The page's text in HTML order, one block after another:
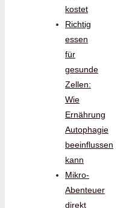
kostet
Richtig
essen
für
gesunde
Zellen:
Wie
Ernährung
Autophagie
beeinflussen
kann
Mikro-
Abenteuer
direkt